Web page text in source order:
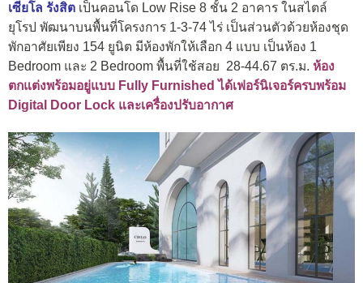
เซียโล รังสิต เป็นคอนโด Low Rise 8 ชั้น 2 อาคาร ในสไตล์
ยุโรป พัฒนาบนพื้นที่โครงการ 1-3-74 ไร่ เป็นส่วนตัวด้วยห้องชุด
พักอาศัยเพียง 154 ยูนิต มีห้องพักให้เลือก 4 แบบ เป็นห้อง 1
Bedroom และ 2 Bedroom พื้นที่ใช้สอย 28-44.67 ตร.ม. ห้อง
ตกแต่งพร้อมอยู่แบบ Fully Furnished ได้เฟอร์นิเจอร์ครบพร้อม
Digital Door Lock และเครื่องปรับอากาศ